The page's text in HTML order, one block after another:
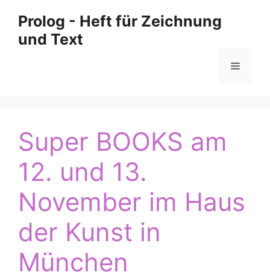
Inhalt
springen
Prolog - Heft für Zeichnung
und Text
Menü
Super BOOKS am
12. und 13.
November im Haus
der Kunst in
München